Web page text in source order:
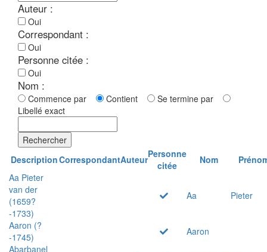
Auteur :
Oui
Correspondant :
Oui
Personne citée :
Oui
Nom :
Commence par Contient
Se termine par
Libellé exact
Rechercher
DescriptionCorrespondantAuteurPersonne
citée
Nom
Aa Pieter
van der
(1659?
-1733)
Aa Pieter
Aaron (?
-1745)
Aaron
Abarbanel